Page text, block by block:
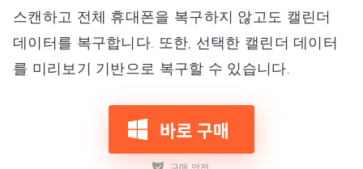
스캔하고 전체 휴대폰을 복구하지 않고도 캘린더
데이터를 복구합니다. 또한, 선택한 캘린더 데이터
를 미리보기 기반으로 복구할 수 있습니다.